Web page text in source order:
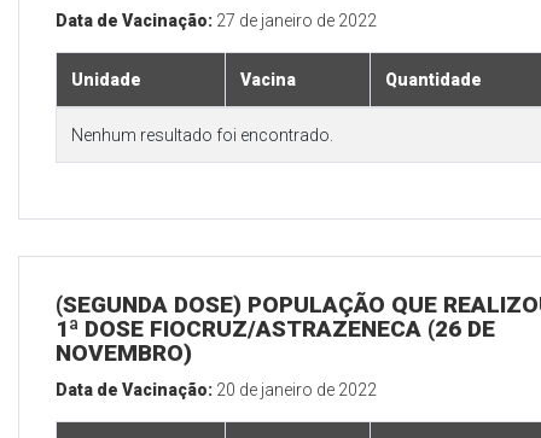
Data de Vacinação: 27 de janeiro de 2022
Unidade Vacina Quantidade
Nenhum resultado foi encontrado.
(SEGUNDA DOSE) POPULAÇÃO QUE
1ª DOSE FIOCRUZ/ASTRAZENECA (26 DE
NOVEMBRO)
Data de Vacinação: 20 de janeiro de 2022